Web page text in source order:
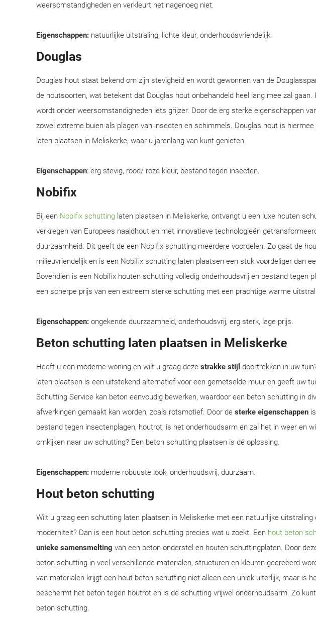
weersomstandigheden en verkleurt het nagenoeg niet.
Eigenschappen: natuurlijke uitstraling, lichte kleur, onderhoudsvriendelijk.
Douglas
Douglas hout staat bekend om zijn stevigheid en wordt gewonnen van de
de houtsoorten, wat betekent dat Douglas hout onbehandeld heel lang mee zal
wordt onder weersomstandigheden iets grijzer. Door de erg sterke eigenschappen
zowel extreme buien als plagen van insecten en schimmels. Douglas hout is
laten plaatsen in Meliskerke, waar u jarenlang van kunt genieten.
Eigenschappen: erg stevig, rood/ roze kleur, bestand tegen insecten.
Nobifix
Bij een Nobifix schutting laten plaatsen in Meliskerke, ontvangt u een luxe houten
verkregen van Europees naaldhout en met innovatieve technologieën
duurzaamheid. Dit geeft de een Nobifix schutting meerdere voordelen. Zo gaat de
milieuvriendelijk en is een Nobifix schutting laten plaatsen een stuk voordeliger dan
Bovendien is een Nobifix houten schutting volledig onderhoudsvrij en bestand tegen
een scherpe prijs van een extreem sterke schutting met een prachtige warme
Eigenschappen: ongekende duurzaamheid, onderhoudsvrij, erg sterk, lage prijs.
Beton schutting laten plaatsen in Meliskerke
Heeft u een moderne woning en wilt u graag deze strakke stijl doortrekken in uw
laten plaatsen is een uitstekend alternatief voor een gemetselde muur en geeft uw
Schutting Service kan beton eenvoudig bewerken, waardoor een beton schutting in
afwerkingen gemaakt kan worden, zoals rotsmotief. Door de sterke eigenschappen
bestand tegen insectenplagen, houtrot, is het onderhoudsarm en zal het in weer en
omkijken naar uw schutting? Een beton schutting plaatsen is dé oplossing.
Eigenschappen: moderne robuuste look, onderhoudsvrij, duurzaam.
Hout beton schutting
Wilt u graag een schutting laten plaatsen in Meliskerke met een natuurlijke uitstraling
moderniteit? Dan is een hout beton schutting precies wat u zoekt. Een hout beton
unieke samensmelting van een beton onderstel en houten schuttingplaten. Door
beton schutting in veel verschillende materialen, structuren en kleuren gecreëerd
van materialen krijgt een hout beton schutting niet alleen een uniek uiterlijk, maar is
beschermt het beton tegen houtrot en is de schutting vrijwel onderhoudsarm. Zo
beton schutting.